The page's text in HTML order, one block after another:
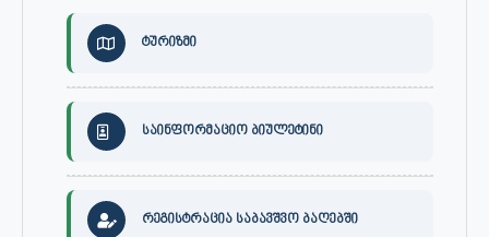
ტურიზმი
საინფორმაციო ბიულეტინი
რეგისტრაცია საბავშვო ბაღებში